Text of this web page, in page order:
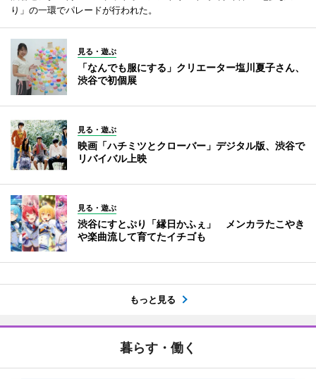
り」の一環でパレードが行われた。
見る・遊ぶ
「なんでも服にする」クリエーター塩川夏子さん、
渋谷で初個展
見る・遊ぶ
映画「ハチミツとクローバー」デジタル版、渋谷で
リバイバル上映
見る・遊ぶ
渋谷にすとぷり「縁日かふぇ」 メンカラたこやき
や楽曲流して育てたイチゴも
もっと見る
暮らす・働く